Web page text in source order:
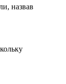
назвав